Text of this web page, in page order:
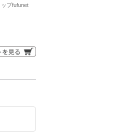
プfufunet